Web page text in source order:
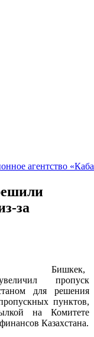
за
Бишкек,
пропуск
для решения
пунктов,
на Комитете
Казахстана.